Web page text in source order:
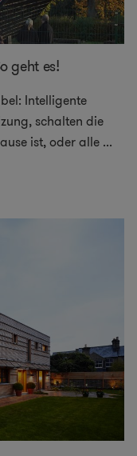
geht es!
Intelligente
schalten die
ist, oder alle ...